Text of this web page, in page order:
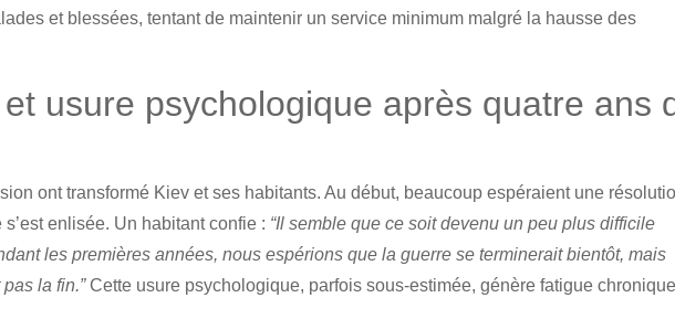
et blessées, tentant de maintenir un service minimum malgré la hausse des
usure psychologique après quatre ans
ont transformé Kiev et ses habitants. Au début, beaucoup espéraient une
enlisée. Un habitant confie : “Il semble que ce soit devenu un peu plus difficile
les premières années, nous espérions que la guerre se terminerait bientôt, mais
la fin.”Cette usure psychologique, parfois sous-estimée, génère fatigue